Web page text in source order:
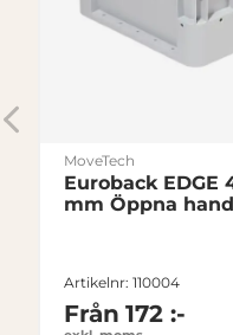
MoveTech
Euroback EDGE
mm Öppna
Artikelnr: 110004
Från 172 :-